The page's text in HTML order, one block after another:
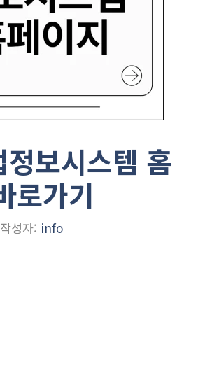
보시스템 홈
로가기
작성자: info